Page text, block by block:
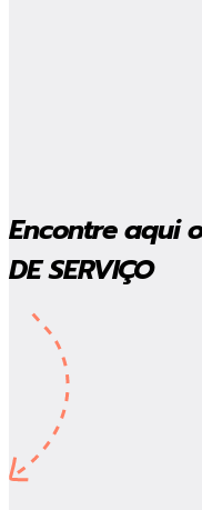
Encontre aqui
DE SERVIÇO